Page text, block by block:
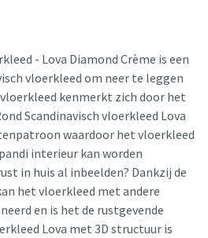
- Lova Diamond Crème is een
vloerkleed om neer te leggen
kenmerkt zich door het
Scandinavisch vloerkleed Lova
waardoor het vloerkleed
interieur kan worden
in huis al inbeelden? Dankzij de
het vloerkleed met andere
en is het de rustgevende
Lova met 3D structuur is